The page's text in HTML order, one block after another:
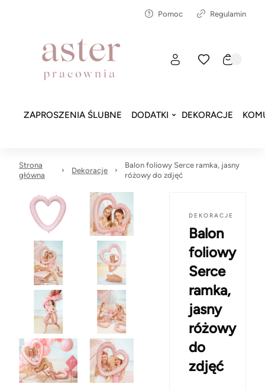
Pomoc Regulamin
ZAPROSZENIA ŚLUBNE DODATKI DEKORACJE
Strona
główna
Dekoracje
Balon foliowy Serce ramka, jasny
różowy do zdjęć
DEKORACJE
Balon
foliowy
Serce
ramka,
jasny
różowy
do
zdjęć